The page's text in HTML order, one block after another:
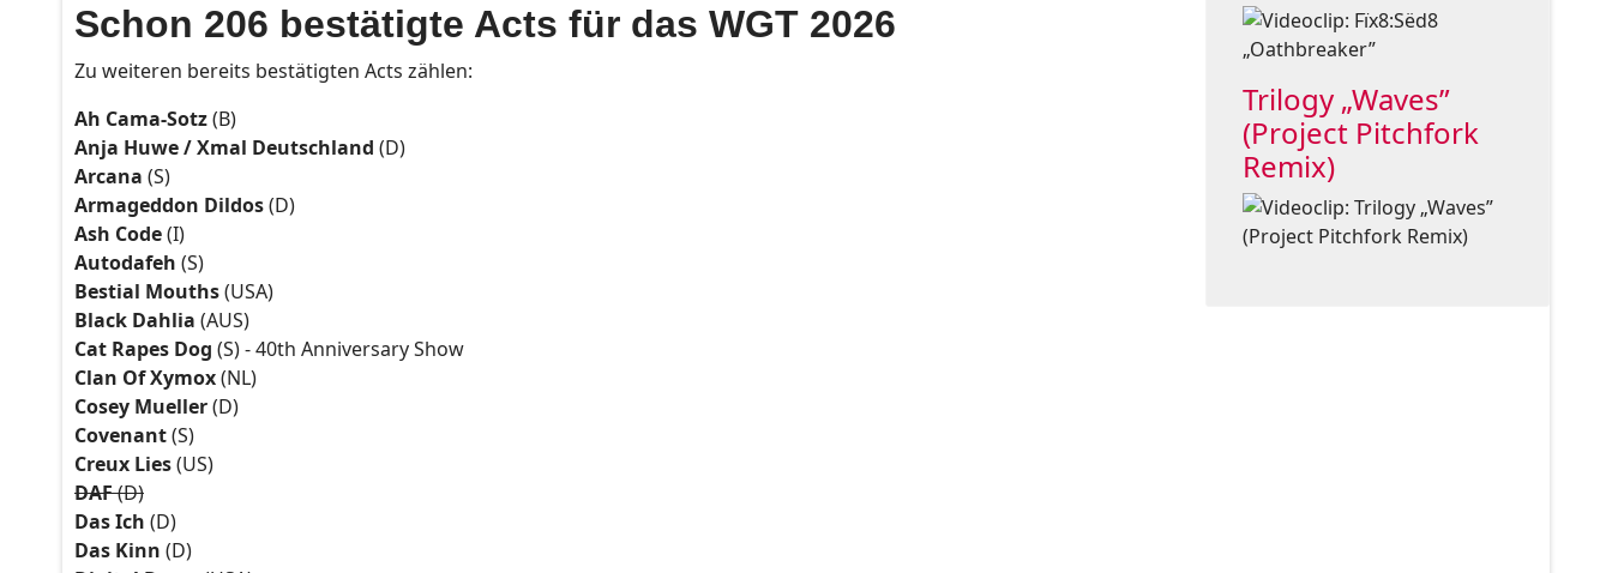
Schon 206 bestätigte Acts für das WGT 2026
Zu weiteren bereits bestätigten Acts zählen:
Ah Cama-Sotz(B)
Anja Huwe / Xmal Deutschland (D)
Arcana (S)
Armageddon Dildos(D)
Ash Code(I)
Autodafeh (S)
Bestial Mouths(USA)
Black Dahlia (AUS)
Cat Rapes Dog (S) - 40th Anniversary Show
Clan Of Xymox(NL)
Cosey Mueller(D)
Covenant(S)
Creux Lies(US)
DAF(D)
Das Ich (D)
Das Kinn (D)
Trilogy „Waves”
(Project Pitchfork
Remix)